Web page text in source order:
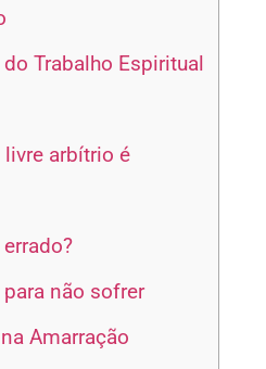
Trabalho Espiritual
arbítrio é
para não sofrer
Amarração